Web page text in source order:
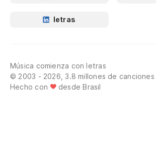
letras
Música comienza con letras
© 2003 - 2026, 3.8 millones de canciones
Hecho con
desde Brasil